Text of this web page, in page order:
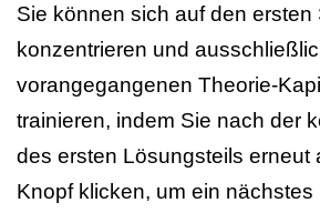
Sie können sich auf den ersten
konzentrieren und
vorangegangenen Theorie-
trainieren, indem Sie nach der
des ersten Lösungsteils erneut
Knopf klicken, um ein nächstes